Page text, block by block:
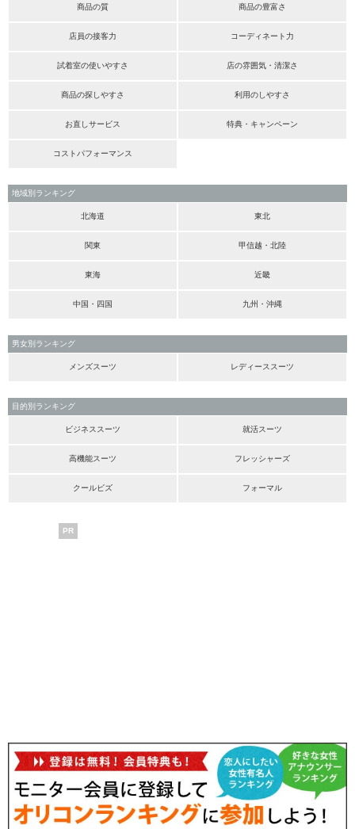
商品の質 商品の豊富さ
店員の接客力 コーディネート力
試着室の使いやすさ 店の雰囲気・清潔さ
商品の探しやすさ 利用のしやすさ
お直しサービス 特典・キャンペーン
コストパフォーマンス
地域別ランキング
北海道 東北
関東 甲信越・北陸
東海 近畿
中国・四国 九州・沖縄
男女別ランキング
メンズスーツ レディーススーツ
目的別ランキング
ビジネススーツ 就活スーツ
高機能スーツ フレッシャーズ
クールビズ フォーマル
PR